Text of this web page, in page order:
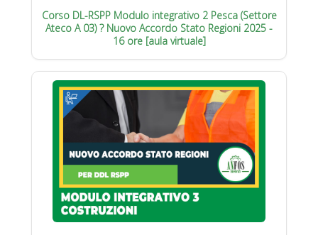
Corso DL-RSPP Modulo integrativo 2 Pesca (Settore
Ateco A 03) ? Nuovo Accordo Stato Regioni 2025 -
16 ore [aula virtuale]